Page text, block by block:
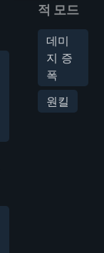
적 모드
데미
지 증
폭
원킬